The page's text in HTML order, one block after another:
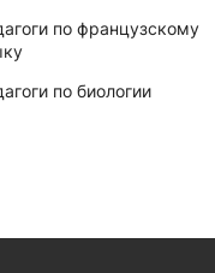
по французскому
по биологии